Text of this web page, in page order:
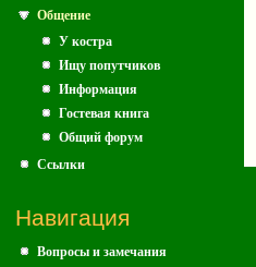
Общение
У костра
Ищу попутчиков
Информация
Гостевая книга
Общий форум
Ссылки
Навигация
Вопросы и замечания